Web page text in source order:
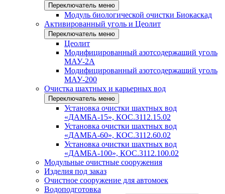
Переключатель меню
Модуль биологической очистки Биокаскад
Активированный уголь и Цеолит
Переключатель меню
Цеолит
Модифицированный азотсодержащий уголь
МАУ-2А
Модифицированный азотсодержащий уголь
МАУ-200
Очистка шахтных и карьерных вод
Переключатель меню
Установка очистки шахтных вод
«ДАМБА-15», КОС.3112.15.02
Установка очистки шахтных вод
«ДАМБА-60», КОС.3112.60.02
Установка очистки шахтных вод
«ДАМБА-100», КОС.3112.100.02
Модульные очистные сооружения
Изделия под заказ
Очистное сооружение для автомоек
Водоподготовка